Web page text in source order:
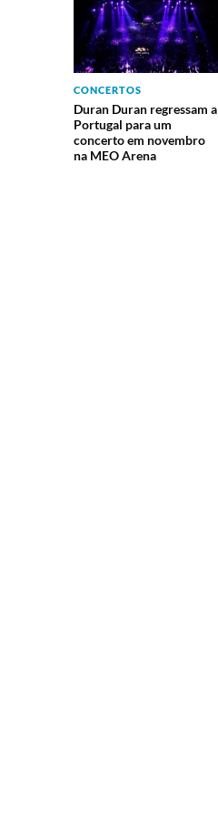
CONCERTOS
Duran Duran regressam a
Portugal para um
concerto em novembro
na MEO Arena